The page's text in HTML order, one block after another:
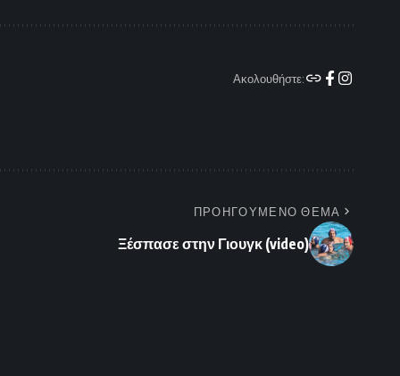
Ακολουθήστε:
ΠΡΟΗΓΟΥΜΕΝΟ ΘΕΜΑ
Ξέσπασε στην Γιουγκ (video)